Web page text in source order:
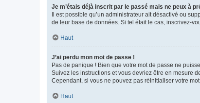
Je m’étais déjà inscrit par le passé mais ne peux à
Il est possible qu’un administrateur ait désactivé ou
de leur base de données. Si tel était le cas, inscrivez-
Haut
J’ai perdu mon mot de passe !
Pas de panique ! Bien que votre mot de passe ne
Suivez les instructions et vous devriez être en mesure
Cependant, si vous ne pouvez pas réinitialiser votre
Haut